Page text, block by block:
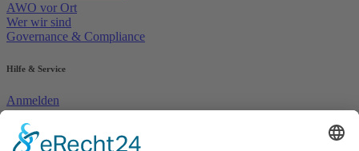
AWO vor Ort
Wer wir sind
Governance & Compliance
Hilfe & Service
Anmelden
Mitglied werden
Kontakt
Inhaltsverzeichnis